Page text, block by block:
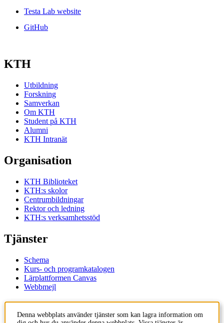
Testa Lab website
GitHub
KTH
Utbildning
Forskning
Samverkan
Om KTH
Student på KTH
Alumni
KTH Intranät
Organisation
KTH Biblioteket
KTH:s skolor
Centrumbildningar
Rektor och ledning
KTH:s verksamhetsstöd
Tjänster
Schema
Kurs- och programkatalogen
Lärplattformen Canvas
Webbmejl
Kontakt
Denna webbplats använder tjänster som kan lagra information om